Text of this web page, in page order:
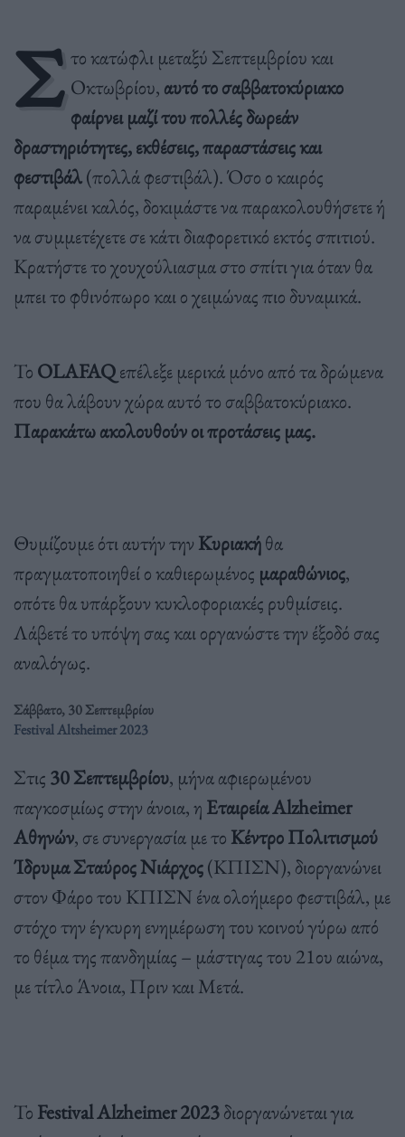
Σ το κατώφλι μεταξύ Σεπτεμβρίου και
Οκτωβρίου, αυτό το σαββατοκύριακο
φαίρνει μαζί του πολλές δωρεάν
δραστηριότητες, εκθέσεις, παραστάσεις και
φεστιβάλ(πολλά φεστιβάλ). Όσο ο καιρός
παραμένει καλός, δοκιμάστε να παρακολουθήσετε ή
να συμμετέχετε σε κάτι διαφορετικό εκτός σπιτιού.
Κρατήστε το χουχούλιασμα στο σπίτι για όταν θα
μπει το φθινόπωρο και ο χειμώνας πιο δυναμικά.
Το OLAFAQεπέλεξε μερικά μόνο από τα δρώμενα
που θα λάβουν χώρα αυτό το σαββατοκύριακο.
Παρακάτω ακολουθούν οι προτάσεις μας.
Θυμίζουμε ότι αυτήν την Κυριακήθα
πραγματοποιηθεί ο καθιερωμένος μαραθώνιος,
οπότε θα υπάρξουν κυκλοφοριακές ρυθμίσεις.
Λάβετέ το υπόψη σας και οργανώστε την έξοδό σας
αναλόγως.
Σάββατο, 30 Σεπτεμβρίου
Festival Altsheimer 2023
Στις 30 Σεπτεμβρίου, μήνα αφιερωμένου
παγκοσμίως στην άνοια, η Εταιρεία Alzheimer
Αθηνών, σε συνεργασία με το Κέντρο Πολιτισμού
Ίδρυμα Σταύρος Νιάρχος(ΚΠΙΣΝ), διοργανώνει
στον Φάρο του ΚΠΙΣΝ ένα ολοήμερο φεστιβάλ, με
στόχο την έγκυρη ενημέρωση του κοινού γύρω από
το θέμα της πανδημίας – μάστιγας του 21ου αιώνα,
με τίτλο Άνοια, Πριν και Μετά.
Το Festival Alzheimer 2023διοργανώνεται για